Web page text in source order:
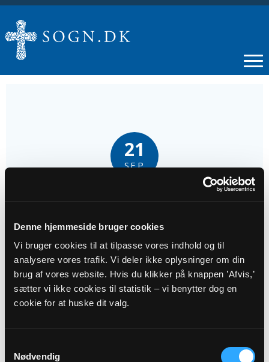
Denne hjemmeside bruger cookies
Vi bruger cookies til at tilpasse vores indhold og til
analysere vores trafik. Vi deler ikke oplysninger om din
brug af vores website. Hvis du klikker på knappen ’Afvis,’
sætter vi ikke cookies til statistik – vi benytter dog en
cookie for at huske dit valg.
Nødvendig
21
SEP
Tidspunkt
kl. 10:30
Adresse
Karlslunde Strandkirke, Karlslunde Mosevej 3,
Beskrivelse